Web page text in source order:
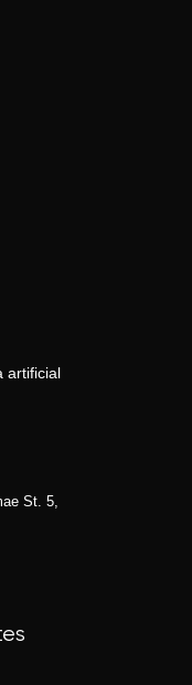
artificial
St. 5,